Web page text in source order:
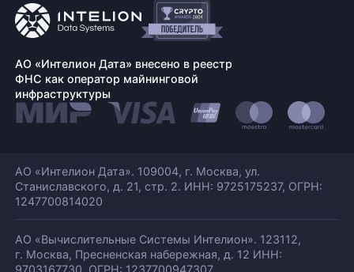
АО «Интелион Дата» внесено в реестр
ФНС как оператор майнинговой
инфраструктуры
АО «Интелион Дата». 109004, г. Москва, ул.
Станиславского, д. 21, стр. 2. ИНН: 9725175237, ОГРН:
1247700814020
АО «Вычислительные Системы Интелион». 123112,
г. Москва, Пресненская набережная, д. 12 ИНН:
9703167730, ОГРН: 1237700947307